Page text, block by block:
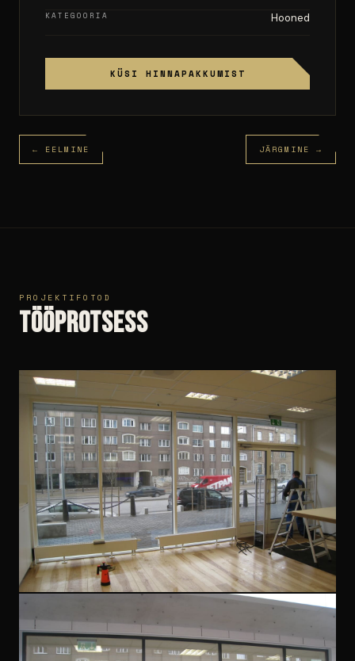
KATEGOORIA Hooned
KÜSI HINNAPAKKUMIST
← EELMINE JÄRGMINE →
PROJEKTIFOTOD
Tööprotsess